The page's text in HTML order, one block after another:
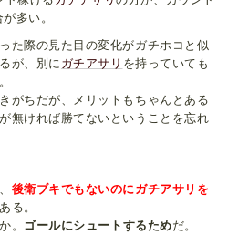
多い。
た際の見た目の変化がガチホコと似
が、別に ガチアサリ を持っていても
がちだが、メリットもちゃんとある
が無ければ勝てないということを忘れ
後衛ブキでもないのにガチアサリを
る。
。 ゴールにシュートするためだ。